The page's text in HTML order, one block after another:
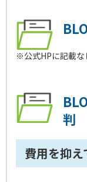
※公式HPに記載な
判
費用を抑え